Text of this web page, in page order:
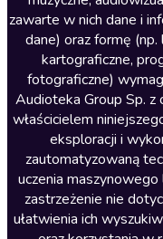
Literatura piękna obca
Literatura piękna polska
Nagrania relaksacyjne
Nauka języków
Nauki humanistyczne
Podcasty i audycje
Polityka
Prasa
zawarte w nich dane i
dane) oraz formę
kartograficzne,
fotograficzne)
Audioteka Group Sp. z
właścicielem
eksploracji i
zautomatyzowaną
uczenia
zastrzeżenie nie
ułatwienia ich